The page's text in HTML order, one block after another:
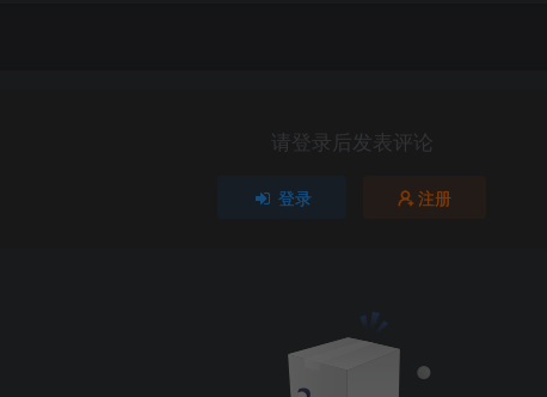
请登录后发表评论
登录 注册